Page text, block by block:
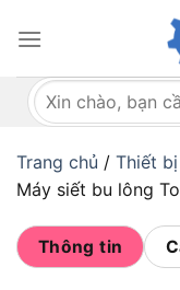
qua
dungTìm
kiếm:
Trang chủ / Thiết
Máy siết bu lông
Thông tin